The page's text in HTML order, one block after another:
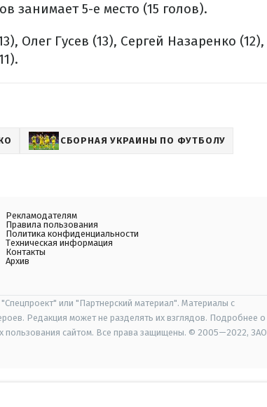
занимает 5-е место (15 голов).
Олег Гусев (13), Сергей Назаренко (12),
СБОРНАЯ УКРАИНЫ ПО ФУТБОЛУ
Рекламодателям
Правила пользования
Политика конфиденциальности
Техническая информация
Контакты
Архив
или "Партнерский материал". Материалы с
Редакция может не разделять их взглядов. Подробнее о
пользования сайтом. Все права защищены. © 2005—2022, ЗАО